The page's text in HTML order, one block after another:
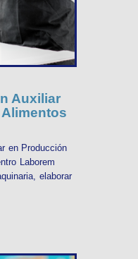
Auxiliar
en Producción
Laborem
elaborar